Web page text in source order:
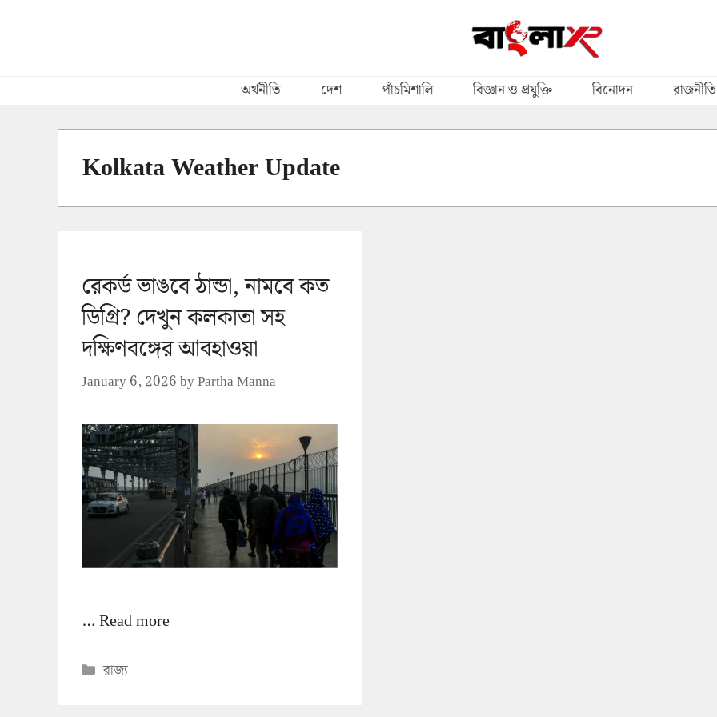
অর্থনীতি দেশ পাঁচমিশালি বিজ্ঞান ও প্রযুক্তি বিনোদন রাজনীতি
Kolkata Weather Update
রেকর্ড ভাঙবে ঠান্ডা, নামবে কত
ডিগ্রি? দেখুন কলকাতা সহ
দক্ষিণবঙ্গের আবহাওয়া
January 6, 2026byPartha Manna
…Read more
Categories
রাজ্য